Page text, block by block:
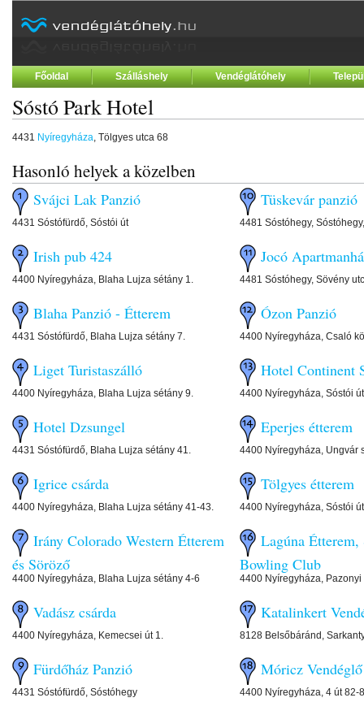
Főoldal Szálláshely Vendéglátóhely
Sóstó Park Hotel
4431 Nyíregyháza, Tölgyes utca 68
Hasonló helyek a közelben
Svájci Lak Panzió
4431 Sóstófürdő, Sóstói út
Irish pub 424
4400 Nyíregyháza, Blaha Lujza sétány 1.
Blaha Panzió - Étterem
4431 Sóstófürdő, Blaha Lujza sétány 7.
Liget Turistaszálló
4400 Nyíregyháza, Blaha Lujza sétány 9.
Hotel Dzsungel
4431 Sóstófürdő, Blaha Lujza sétány 41.
Igrice csárda
4400 Nyíregyháza, Blaha Lujza sétány 41-43.
Irány Colorado Western Étterem
és Söröző
4400 Nyíregyháza, Blaha Lujza sétány 4-6
Vadász csárda
4400 Nyíregyháza, Kemecsei út 1.
Fürdőház Panzió
4431 Sóstófürdő, Sóstóhegy
Tüskevár panzió
4481 Sóstóhegy,
Jocó
4481 Sóstóhegy, Sövény
Ózon Panzió
4400 Nyíregyháza, Csaló
Hotel Continent
4400 Nyíregyháza, Sóstói
Eperjes étterem
4400 Nyíregyháza, Ungvár
Tölgyes étterem
4400 Nyíregyháza, Sóstói
Lagúna Étterem,
Bowling Club
4400 Nyíregyháza, Pazonyi
Katalinkert
8128 Belsőbáránd,
Móricz Vendéglő
4400 Nyíregyháza, 4 út 82-